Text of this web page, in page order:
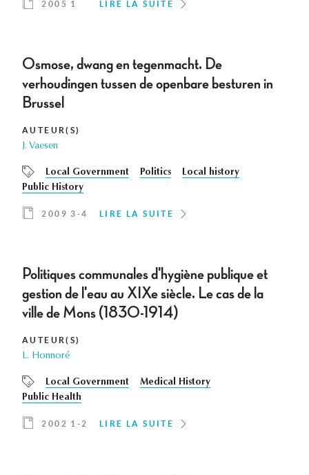
2005 1 LIRE LA SUITE
Osmose, dwang en tegenmacht. De
verhoudingen tussen de openbare besturen in
Brussel
AUTEUR(S)
J. Vaesen
Local Government Politics
Local history
Public History
2009 3-4 LIRE LA SUITE
Politiques communales d'hygiène publique et
gestion de l'eau au XIXe siècle. Le cas de la
ville de Mons (1830-1914)
AUTEUR(S)
L. Honnoré
Local Government
Medical History
Public Health
2002 1-2 LIRE LA SUITE